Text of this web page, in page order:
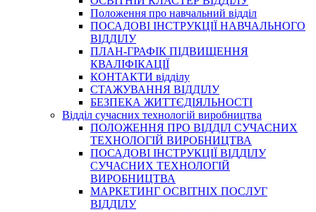
Положення про навчальний вiддiл
ПОСАДОВІ ІНСТРУКЦІЇ НАВЧАЛЬНОГО
ВІДДІЛУ
ПЛАН-ГРАФІК ПІДВИЩЕННЯ
КВАЛІФІКАЦІЇ
КОНТАКТИ відділу
СТАЖУВАННЯ ВІДДІЛУ
БЕЗПЕКА ЖИТТЄДІЯЛЬНОСТІ
Відділ сучасних технологій виробництва
ПОЛОЖЕННЯ ПРО ВІДДІЛ СУЧАСНИХ
ТЕХНОЛОГІЙ ВИРОБНИЦТВА
ПОСАДОВІ ІНСТРУКЦІЇ ВІДДІЛУ
СУЧАСНИХ ТЕХНОЛОГІЙ
ВИРОБНИЦТВА
МАРКЕТИНГ ОСВІТНІХ ПОСЛУГ
ВІДДІЛУ